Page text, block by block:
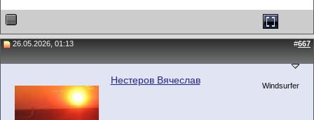
26.05.2026, 01:13 #667
Нестеров Вячеслав Windsurfer